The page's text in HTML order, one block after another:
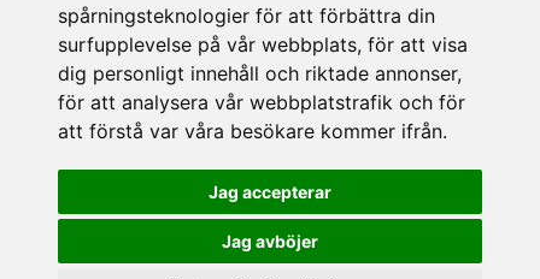
spårningsteknologier för att förbättra din
surfupplevelse på vår webbplats, för att visa
dig personligt innehåll och riktade annonser,
för att analysera vår webbplatstrafik och för
att förstå var våra besökare kommer ifrån.
Jag accepterar
Jag avböjer